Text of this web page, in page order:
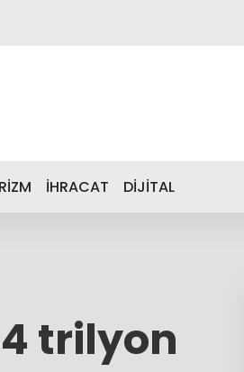
İHRACAT DİJİTAL
trilyon